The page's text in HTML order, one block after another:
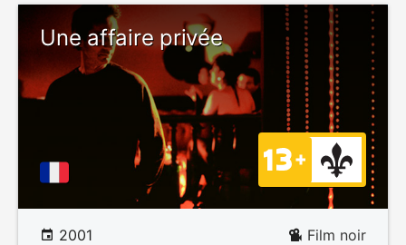
Une affaire privée
2001 Film noir